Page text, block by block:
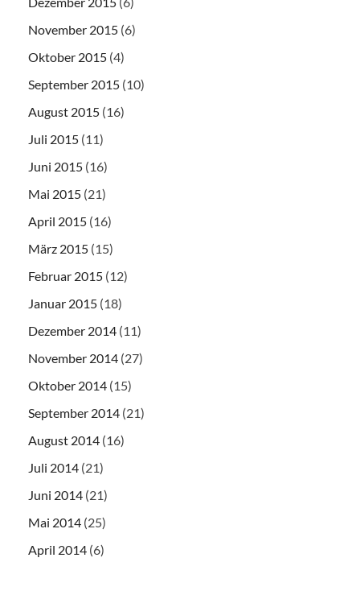
November 2015 (6)
Oktober 2015 (4)
September 2015 (10)
August 2015 (16)
Juli 2015 (11)
Juni 2015 (16)
Mai 2015 (21)
April 2015 (16)
März 2015 (15)
Februar 2015 (12)
Januar 2015 (18)
Dezember 2014 (11)
November 2014 (27)
Oktober 2014 (15)
September 2014 (21)
August 2014 (16)
Juli 2014 (21)
Juni 2014 (21)
Mai 2014 (25)
April 2014 (6)